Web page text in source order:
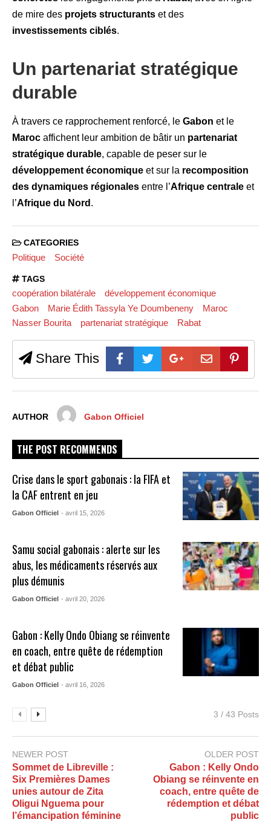
de mire des projets structurants et des
investissements ciblés.
Un partenariat stratégique
durable
À travers ce rapprochement renforcé, le Gabon et le
Maroc affichent leur ambition de bâtir un partenariat
stratégique durable, capable de peser sur le
développement économique et sur la recomposition
des dynamiques régionales entre l’Afrique centrale et
l’Afrique du Nord .
CATEGORIES
Politique Société
TAGS
coopération bilatérale
développement économique
Gabon
Marie Édith Tassyla Ye Doumbeneny
Maroc
Nasser Bourita
partenariat stratégique Rabat
Share This
AUTHOR Gabon Officiel
THE POST RECOMMENDS
Crise dans le sport gabonais : la FIFA et
la CAF entrent en jeu
Gabon Officiel - avril 15, 2026
Samu social gabonais : alerte sur les
abus, les médicaments réservés aux
plus démunis
Gabon Officiel - avril 20, 2026
Gabon : Kelly Ondo Obiang se réinvente
en coach, entre quête de rédemption
et débat public
Gabon Officiel - avril 16, 2026
3 / 43 Posts
NEWER POST
Sommet de Libreville :
Six Premières Dames
unies autour de Zita
Oligui Nguema pour
l’émancipation féminine
OLDER POST
Gabon : Kelly Ondo
Obiang se réinvente en
coach, entre quête de
rédemption et débat
public